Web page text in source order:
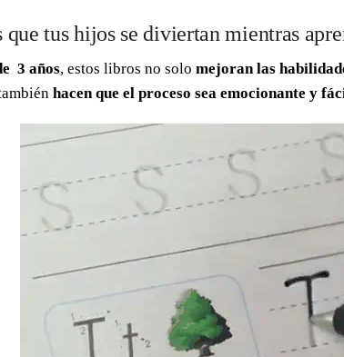
que tus hijos se diviertan mientras
3 años, estos libros no solo mejoran las
hacen que el proceso sea emocionante y